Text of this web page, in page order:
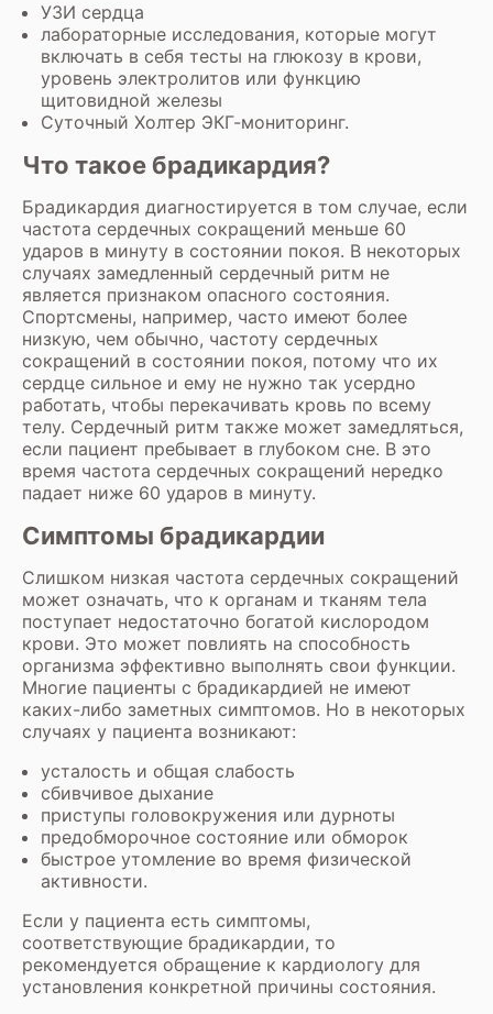
УЗИ сердца
лабораторные исследования, которые могут
включать в себя тесты на глюкозу в крови,
уровень электролитов или функцию
щитовидной железы
Суточный Холтер ЭКГ-мониторинг.
Что такое брадикардия?
Брадикардия диагностируется в том случае, если
частота сердечных сокращений меньше 60
ударов в минуту в состоянии покоя. В некоторых
случаях замедленный сердечный ритм не
является признаком опасного состояния.
Спортсмены, например, часто имеют более
низкую, чем обычно, частоту сердечных
сокращений в состоянии покоя, потому что их
сердце сильное и ему не нужно так усердно
работать, чтобы перекачивать кровь по всему
телу. Сердечный ритм также может замедляться,
если пациент пребывает в глубоком сне. В это
время частота сердечных сокращений нередко
падает ниже 60 ударов в минуту.
Симптомы брадикардии
Слишком низкая частота сердечных сокращений
может означать, что к органам и тканям тела
поступает недостаточно богатой кислородом
крови. Это может повлиять на способность
организма эффективно выполнять свои функции.
Многие пациенты с брадикардией не имеют
каких-либо заметных симптомов. Но в некоторых
случаях у пациента возникают:
усталость и общая слабость
сбивчивое дыхание
приступы головокружения или дурноты
предобморочное состояние или обморок
быстрое утомление во время физической
активности.
Если у пациента есть симптомы,
соответствующие брадикардии, то
рекомендуется обращение к кардиологу для
установления конкретной причины состояния.